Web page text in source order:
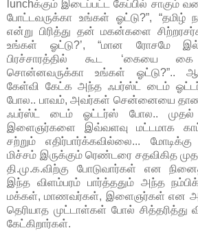
lunchக்கும் இடைப்பட்ட கேப்பில் சாகும்
போட்டவருக்கா உங்கள் ஓட்டு?”, “தமிழ்
என்று பிரித்து தன் மகன்களை
உங்கள் ஓட்டு?’, “மான ரோசமே
பிரச்சாரத்தில் கூட ‘கையை கை
சொன்னவருக்கா உங்கள் ஓட்டு?”..
கேள்வி கேட்க அந்த ஃபர்ஸ்ட் டைம்
போல.. பாவம், அவர்கள் சென்னையை
ஃபர்ஸ்ட் டைம் ஓட்டர்ஸ் போல.. முதல்
இளைஞர்களை இவ்வளவு மட்டமாக
சற்றும் எதிர்பார்க்கவில்லை...
மிச்சம் இருக்கும் ரெண்டரை சதவிகித
தி.மு.க.விற்கு போடுவார்கள் என
இந்த விளம்பரம் பார்த்ததும் அந்த
மக்கள், மாணவர்கள், இளைஞர்கள் என
தெரியாத முட்டாள்கள் போல் சித்தரித்து
கேட்கிறார்கள்.